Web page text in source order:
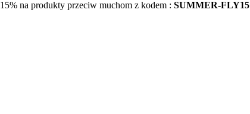
15% na produkty przeciw muchom z kodem : SUMMER-FLY15